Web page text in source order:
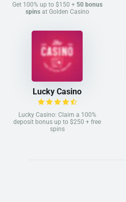
Get 100% up to $150 + 50 bonus
spinsat Golden Casino
Lucky Casino
Lucky Casino: Claim a 100%
deposit bonus up to $250 + free
spins